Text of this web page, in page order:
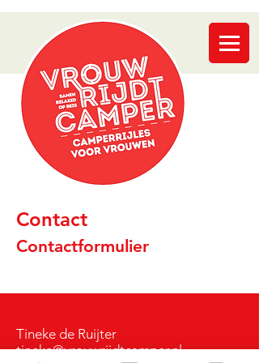
Contact
Contactformulier
Tineke de Ruijter
tineke@vrouwrijdtcamper.nl